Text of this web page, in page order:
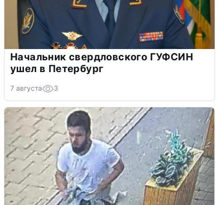
Начальник свердловского ГУФСИН
ушел в Петербург
7 августа 3